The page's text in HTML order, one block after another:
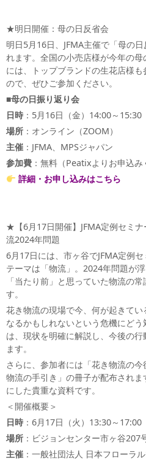
★明日開催：母の日反省会
明日5月16日、JFMA主催で「母の
れます。全国の小売店様が今年の
には、トップブランドの生花店様
ので、ぜひご参加ください。
■母の日振り返り会
日時 ：5月16日（金）14:00～15:30
場所 ：オンライン（ZOOM）
主催 ：JFMA、MPSジャパン
参加費 ：無料（Peatixよりお申込み
詳細・お申し込みはこちら
★【6月17日開催】JFMA定例セミ
流2024年問題
6月17日には、市ヶ谷でJFMA定例
テーマは「物流」。2024年問題が
「当たり前」と思っていた物流の
す。
花き物流の現場で今、何が起きてい
なるかもしれないという危機にど
は、現状を明確に解説し、今後の
ます。
さらに、参加者には「花き物流の
物流の手引き」の冊子が配布され
にした貴重な資料です。
＜開催概要＞
日時 ：6月17日（火）13:30～17:00
場所 ：ビジョンセンター市ヶ谷207
主催 ：一般社団法人 日本フローラ